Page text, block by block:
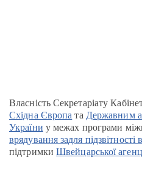
Власність Секретаріату
Східна Європа та Державним
України у межах програми
врядування задля
підтримки Швейцарської